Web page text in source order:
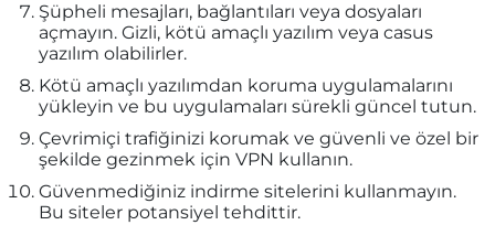
Şüpheli mesajları, bağlantıları veya dosyaları
açmayın. Gizli, kötü amaçlı yazılım veya casus
yazılım olabilirler.
Kötü amaçlı yazılımdan koruma uygulamalarını
yükleyin ve bu uygulamaları sürekli güncel tutun.
Çevrimiçi trafiğinizi korumak ve güvenli ve özel bir
şekilde gezinmek için VPN kullanın.
Güvenmediğiniz indirme sitelerini kullanmayın.
Bu siteler potansiyel tehdittir.